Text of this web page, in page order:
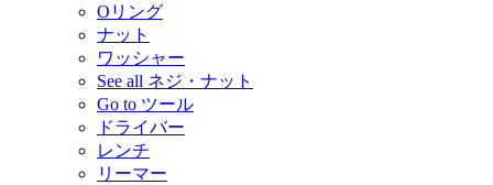
Oリング
ナット
ワッシャー
See all ネジ・ナット
Go to ツール
ドライバー
レンチ
リーマー